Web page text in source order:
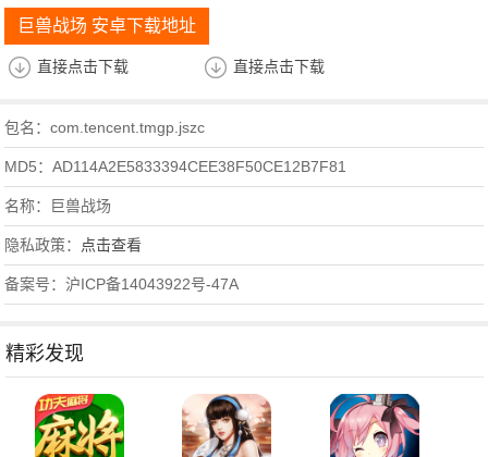
巨兽战场 安卓下载地址
直接点击下载 直接点击下载
包名：com.tencent.tmgp.jszc
MD5：AD114A2E5833394CEE38F50CE12B7F81
名称：巨兽战场
隐私政策： 点击查看
备案号：沪ICP备14043922号-47A
精彩发现